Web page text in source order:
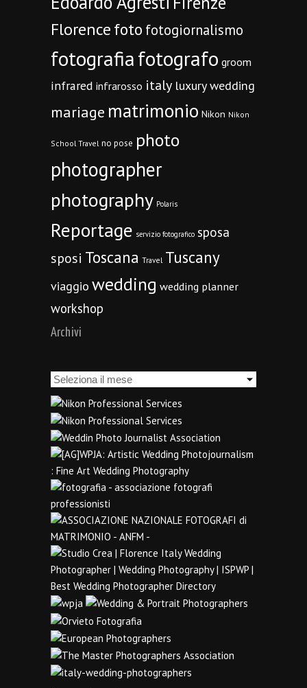
Florencefoto fotogiornalismo
fotografiafotografo groom
infrared infrarosso italy luxury wedding
mariage matrimonio Nikon Nikon
School Travel no pose photo
photographer
photography Polaris
Reportage servizio fotografico sposa
sposi Toscana Travel Tuscany
viaggio wedding wedding planner
workshop
Archivi
Archivi